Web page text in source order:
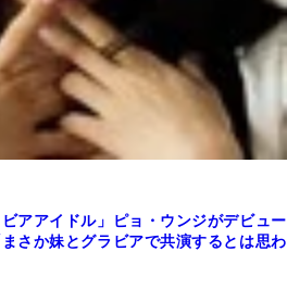
ビアアイドル」ピョ・ウンジがデビュー
さか妹とグラビアで共演するとは思わ